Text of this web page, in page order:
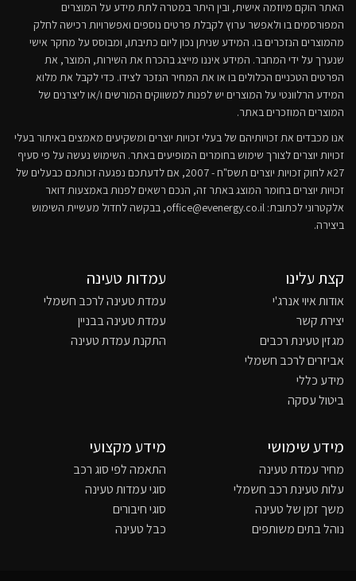
האתר הוקם מיוזמה אישית, ובין היתר במטרה לתת מידע על המוצרים
המפורסמים בו ולאפשר ערוץ לקבלת פרטים נוספים ואפשרויות רכישה לחלק
מהמוצרים הנזכרים בו. המידע שניתן נכון ליום כתיבתו, ומבוסס על מחקר אישי
שנערך על ידי המחבר. המידע איננו מייצג בהכרח את השירות, המוצר, את
הפרטים הטכניים הכלולים בו או את המחיר הנזכר לצידו. כדי לקבל את מלוא
המידע הרלוונטי על המוצרים יש לפנות למשווקים המורשים ו/או ליצרנים של
המוצרים המוזכרים באתר.
אנו מכבדים את זכויותיהם של בעלי זכויות יוצרים ומשקיעים מאמצים באיתור בעלי
זכויות יוצרים לצורך שימוש בחומרים המופיעים באתר. השימוש נעשה על פי סעיף
27א לחוק זכויות יוצרים תשס"ח - 2007, אם לדעתכם נפגעה זכותכם כבעלים של
זכויות יוצרים בחומר המוצג באתר זה, הנכם רשאים לפנות באמצעות דואר
אלקטרוני לכתובת: office@evenergy.co.il, בבקשה לחדול מעשיית השימוש
ביצירה.
קצת עלינו
אודות איוי אנרג'י
יצירת קשר
מגזין טעינת רכבים
אביזרים לרכב חשמלי
מידע כללי
ביטול עסקה
עמדות טעינה
עמדת טעינה לרכב חשמלי
עמדת טעינה בבניין
התקנת עמדת טעינה
מידע שימושי
מחיר עמדת טעינה
עלות טעינת רכב חשמלי
משך זמן של טעינה
נוהל בתים משותפים
מידע מקצועי
התאמה לפי סוג רכב
סוגי עמדות טעינה
סוגי חיבורים
כבל טעינה